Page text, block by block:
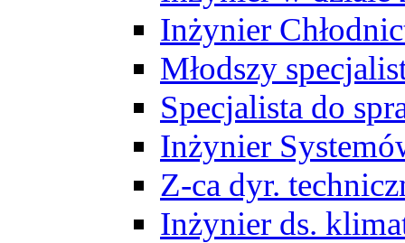
Inżynier
Młodszy
Specjalista do
Inżynier
Z-ca dyr.
Inżynier ds.